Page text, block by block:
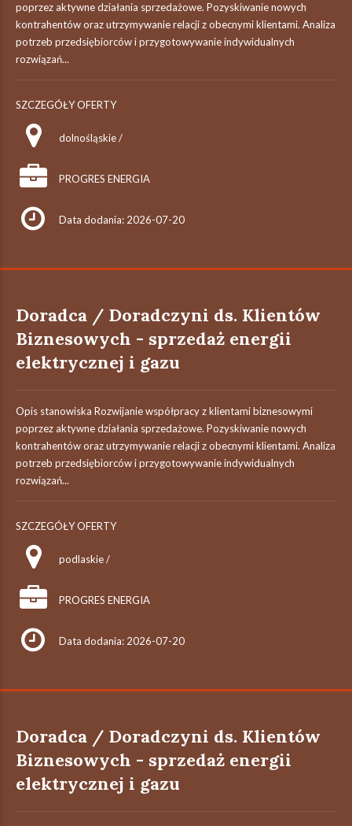
poprzez aktywne działania sprzedażowe. Pozyskiwanie nowych
kontrahentów oraz utrzymywanie relacji z obecnymi klientami. Analiza
potrzeb przedsiębiorców i przygotowywanie indywidualnych
rozwiązań...
SZCZEGÓŁY OFERTY
dolnośląskie /
PROGRES ENERGIA
Data dodania: 2026-07-20
Doradca / Doradczyni ds. Klientów
Biznesowych - sprzedaż energii
elektrycznej i gazu
Opis stanowiska Rozwijanie współpracy z klientami biznesowymi
poprzez aktywne działania sprzedażowe. Pozyskiwanie nowych
kontrahentów oraz utrzymywanie relacji z obecnymi klientami. Analiza
potrzeb przedsiębiorców i przygotowywanie indywidualnych
rozwiązań...
SZCZEGÓŁY OFERTY
podlaskie /
PROGRES ENERGIA
Data dodania: 2026-07-20
Doradca / Doradczyni ds. Klientów
Biznesowych - sprzedaż energii
elektrycznej i gazu